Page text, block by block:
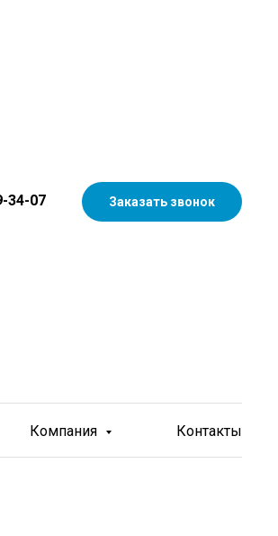
34-07 Заказать звонок
Компания Контакты